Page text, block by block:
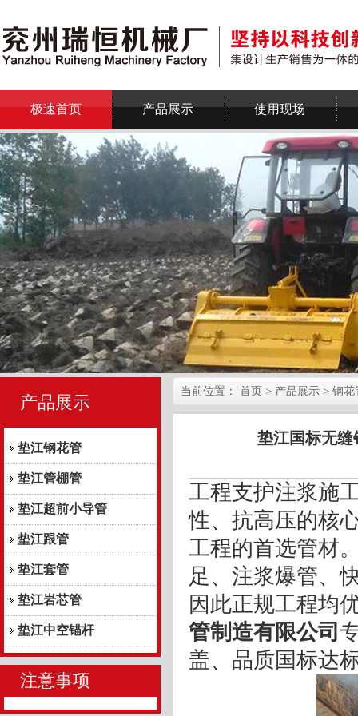
极速首页 产品展示 使用现场
产品展示
垫江钢花管
垫江管棚管
垫江超前小导管
垫江跟管
垫江套管
垫江岩芯管
垫江中空锚杆
注意事项
当前位置： 首页 > 产品展示 > 钢花
垫江国标无缝
工程支护注浆施
性、抗高压的核
工程的首选管材
足、注浆爆管、
因此正规工程均
管制造有限公司
盖、品质国标达